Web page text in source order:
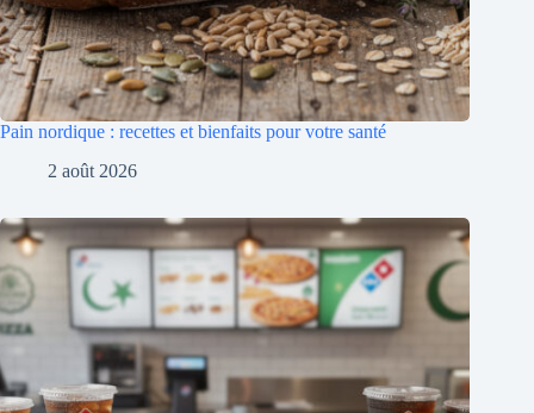
Pain nordique : recettes et bienfaits pour votre santé
2 août 2026